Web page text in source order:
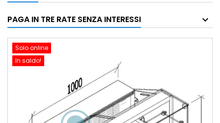
PAGA IN TRE RATE SENZA INTERESSI
Solo online
In saldo!